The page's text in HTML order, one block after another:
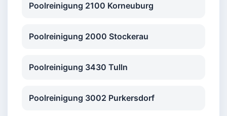
Poolreinigung 2100 Korneuburg
Poolreinigung 2000 Stockerau
Poolreinigung 3430 Tulln
Poolreinigung 3002 Purkersdorf